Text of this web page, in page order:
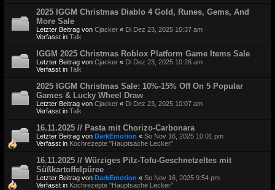
2025 IGGM Christmas Diablo 4 Gold, Runes, Gems, And
More Sale
Letzter Beitrag von Cjacker « Di Dez 23, 2025 10:37 am
Verfasst in Talk
IGGM 2025 Christmas Roblox Platform Game Items Sale
Letzter Beitrag von Cjacker « Di Dez 23, 2025 10:26 am
Verfasst in Talk
2025 IGGM Christmas Sale: 10%-15% Off On 5 Popular
Games & Lucky Wheel Draw
Letzter Beitrag von Cjacker « Di Dez 23, 2025 10:07 am
Verfasst in Talk
16.11.2025 // Pasta mit Chorizo-Carbonara
Letzter Beitrag von DarkEmotion « So Nov 16, 2025 10:01 pm
Verfasst in Kochrezepte "Hauptsache Lecker"
16.11.2025 // Würziges Pilz-Tofu-Geschnetzeltes mit
Süßkartoffelpüree
Letzter Beitrag von DarkEmotion « So Nov 16, 2025 9:54 pm
Verfasst in Kochrezepte "Hauptsache Lecker"